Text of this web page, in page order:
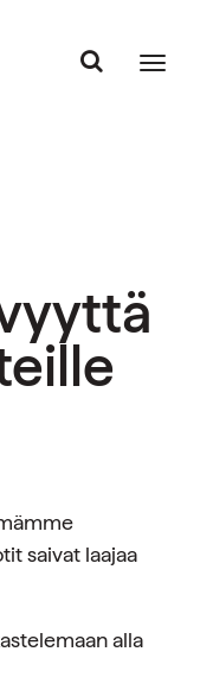
saivat laajaa
alla